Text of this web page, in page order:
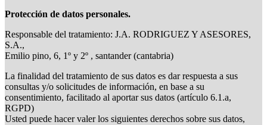
Protección de datos personales.
Responsable del tratamiento: J.A. RODRIGUEZ Y ASESORES,
S.A.,
Emilio pino, 6, 1º y 2º , santander (cantabria)
La finalidad del tratamiento de sus datos es dar respuesta a sus
consultas y/o solicitudes de información, en base a su
consentimiento, facilitado al aportar sus datos (artículo 6.1.a,
RGPD)
Usted puede hacer valer los siguientes derechos sobre sus datos,